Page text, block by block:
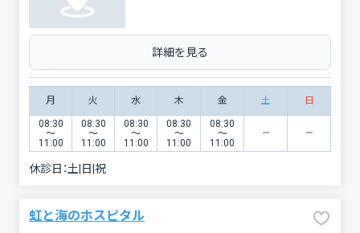
詳細を見る
月 火 水 木 金 土 日
08:30
〜
11:00
08:30
〜
11:00
08:30
〜
11:00
08:30
〜
11:00
08:30
〜
11:00
休診日：土|日|祝
虹と海のホスピタル